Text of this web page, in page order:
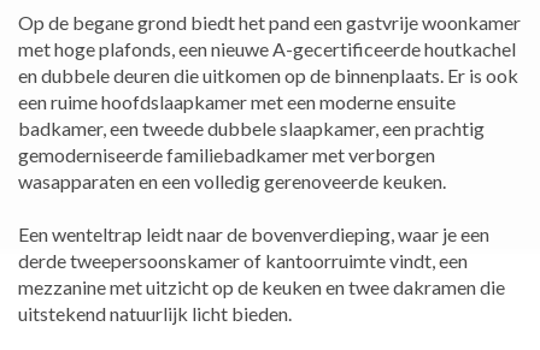
Op de begane grond biedt het pand een gastvrije woonkamer
met hoge plafonds, een nieuwe A-gecertificeerde houtkachel
en dubbele deuren die uitkomen op de binnenplaats. Er is ook
een ruime hoofdslaapkamer met een moderne ensuite
badkamer, een tweede dubbele slaapkamer, een prachtig
gemoderniseerde familiebadkamer met verborgen
wasapparaten en een volledig gerenoveerde keuken.
Een wenteltrap leidt naar de bovenverdieping, waar je een
derde tweepersoonskamer of kantoorruimte vindt, een
mezzanine met uitzicht op de keuken en twee dakramen die
uitstekend natuurlijk licht bieden.